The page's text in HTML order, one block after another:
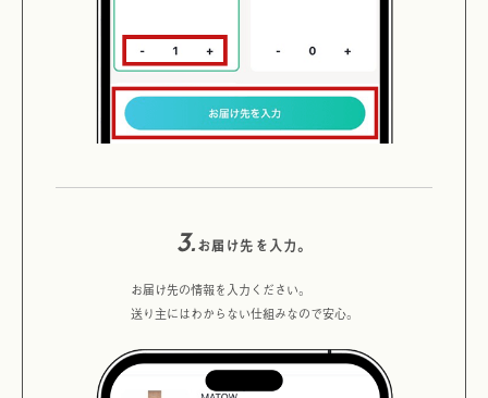
3. お届け先を入力。
お届け先の情報を入力ください。
送り主にはわからない仕組みなので安心。